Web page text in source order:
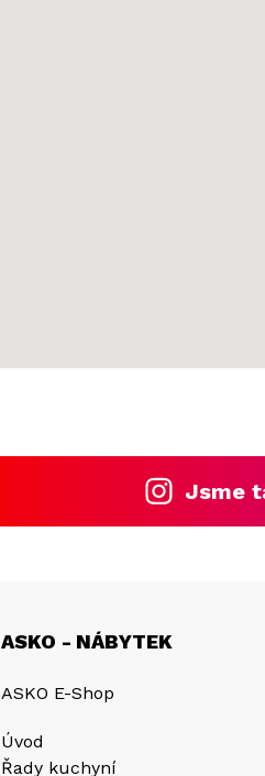
Jsme
ASKO - NÁBYTEK
ASKO E-Shop
Úvod
Řady kuchyní